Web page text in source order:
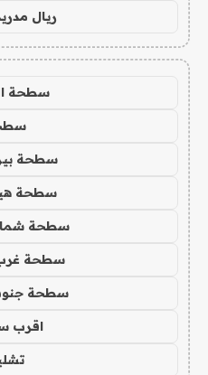
ريال
سطحة
سطحة
سطحة
سطحة
سطحة
سطحة
اقرب